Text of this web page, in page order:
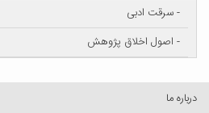
- سرقت ادبی
- اصول اخلاق پژوهش
درباره ما